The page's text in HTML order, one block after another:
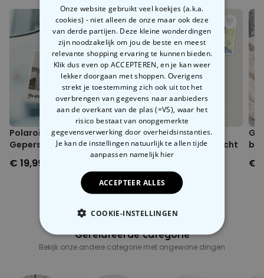
Polaroid-look
Gepersonaliseerde
Geurhanger set van 2
€ 19,99
Gepersonaliseerde
Sokken met Foto Gezicht
€ 19,99 €
Gerelateerde categorie
Bekijk onze andere categorie met ongewone dingen
Onze website gebruikt veel koekjes (a.k.a.
cookies) - niet alleen de onze maar ook deze
van derde partijen. Deze kleine wonderdingen
zijn noodzakelijk om jou de beste en meest
relevante shopping ervaring te kunnen bieden.
Klik dus even op ACCEPTEREN, en je kan weer
lekker doorgaan met shoppen. Overigens
strekt je toestemming zich ook uit tot het
overbrengen van gegevens naar aanbieders
aan de overkant van de plas (=VS), waar het
risico bestaat van onopgemerkte
gegevensverwerking door overheidsinstanties.
Je kan de instellingen natuurlijk te allen tijde
aanpassen namelijk hier
ACCEPTEER ALLES
COOKIE-INSTELLINGEN
NOODZAKELIJK